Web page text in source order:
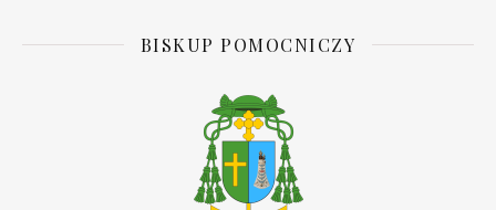
BISKUP POMOCNICZY